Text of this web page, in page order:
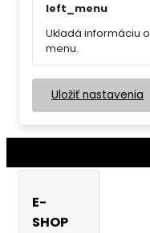
left_menu
Ukladá informáciu
menu.
Uložiť nastavenia
E-
SHOP